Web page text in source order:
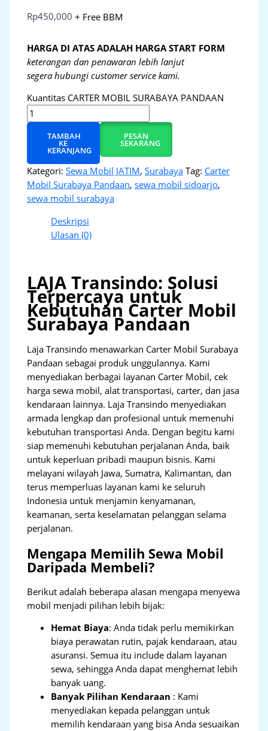
Rp450,000 + Free BBM
HARGA DI ATAS ADALAH HARGA START FORM
keterangan dan penawaran lebih lanjut
segera hubungi customer service kami.
Kuantitas CARTER MOBIL SURABAYA PANDAAN
TAMBAH
KE
KERANJANG
PESAN
SEKARANG
Kategori:Sewa Mobil JATIM,Surabaya Tag: Carter
Mobil Surabaya Pandaan,sewa mobil sidoarjo,
sewa mobil surabaya
Deskripsi
Ulasan (0)
LAJA Transindo: Solusi
Terpercaya untuk
Kebutuhan Carter Mobil
Surabaya Pandaan
Laja Transindo menawarkan Carter Mobil Surabaya
Pandaan sebagai produk unggulannya. Kami
menyediakan berbagai layanan Carter Mobil, cek
harga sewa mobil, alat transportasi, carter, dan jasa
kendaraan lainnya. Laja Transindo menyediakan
armada lengkap dan profesional untuk memenuhi
kebutuhan transportasi Anda. Dengan begitu kami
siap memenuhi kebutuhan perjalanan Anda, baik
untuk keperluan pribadi maupun bisnis. Kami
melayani wilayah Jawa, Sumatra, Kalimantan, dan
terus memperluas layanan kami ke seluruh
Indonesia untuk menjamin kenyamanan,
keamanan, serta keselamatan pelanggan selama
perjalanan.
Mengapa Memilih Sewa Mobil
Daripada Membeli?
Berikut adalah beberapa alasan mengapa menyewa
mobil menjadi pilihan lebih bijak:
Hemat Biaya: Anda tidak perlu memikirkan
biaya perawatan rutin, pajak kendaraan, atau
asuransi. Semua itu include dalam layanan
sewa, sehingga Anda dapat menghemat lebih
banyak uang.
Banyak Pilihan Kendaraan : Kami
menyediakan kepada pelanggan untuk
memilih kendaraan yang bisa Anda sesuaikan